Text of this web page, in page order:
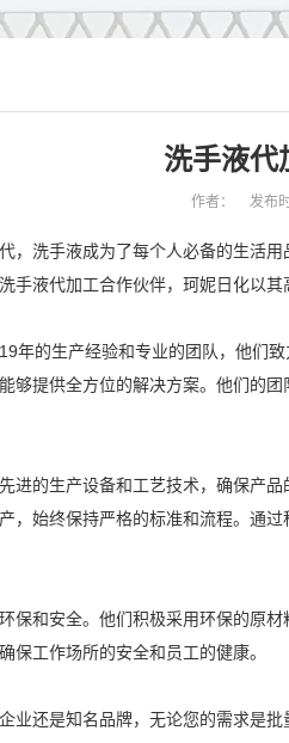
洗手液代
作者： 发布
，洗手液成为了每个人必备的生活
手液代加工合作伙伴，珂妮日化以
年的生产经验和专业的团队，他们
够提供全方位的解决方案。他们的
进的生产设备和工艺技术，确保产
，始终保持严格的标准和流程。通
保和安全。他们积极采用环保的原
保工作场所的安全和员工的健康。
业还是知名品牌，无论您的需求是